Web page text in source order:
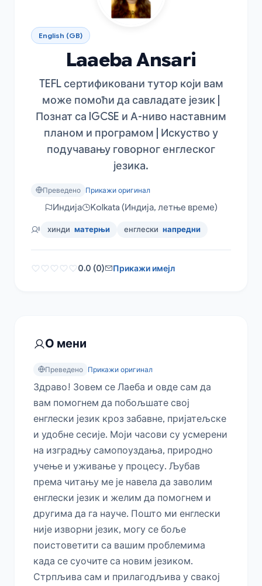
English (GB)
Laaeba Ansari
TEFL сертификовани тутор који вам
може помоћи да савладате језик |
Познат са IGCSE и А-ниво наставним
планом и програмом | Искуство у
подучавању говорног енглеског
језика.
Преведено Прикажи оригинал
Индија Kolkata (Индија, летње време)
хинди матерњи енглески напредни
0.0 (0) Прикажи имејл
О мени
Преведено Прикажи оригинал
Здраво! Зовем се Лаеба и овде сам да
вам помогнем да побољшате свој
енглески језик кроз забавне, пријатељске
и удобне сесије. Моји часови су усмерени
на изградњу самопоуздања, природно
учење и уживање у процесу. Љубав
према читању ме је навела да заволим
енглески језик и желим да помогнем и
другима да га науче. Пошто ми енглески
није изворни језик, могу се боље
поистоветити са вашим проблемима
када се суочите са новим језиком.
Стрпљива сам и прилагодљива у свакој